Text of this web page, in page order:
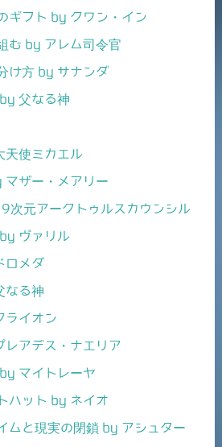
ギフト by クワン・イン
む by アレム司令官
け方 by サナンダ
父なる神
天使ミカエル
マザー・メアリー
次元アークトゥルスカウンシル
ヴァリル
ロメダ
なる神
ライオン
アデス・ナエリア
マイトレーヤ
ハット by ネイオ
ムと現実の閉鎖 by アシュター